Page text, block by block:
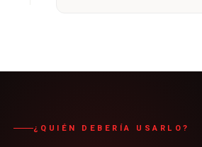
¿QUIÉN DEBERÍA USARLO?